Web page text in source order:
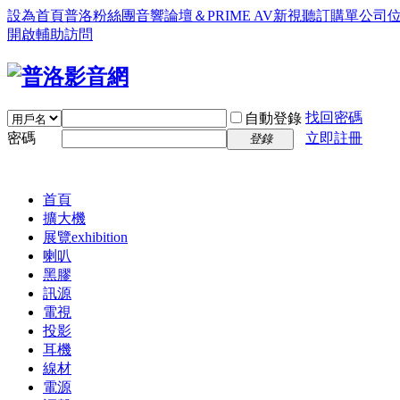
設為首頁普洛粉絲團音響論壇＆PRIME AV新視聽訂購單公司
開啟輔助訪問
自動登錄 找回密碼
密碼
登錄 立即註冊
首頁
擴大機
展覽exhibition
喇叭
黑膠
訊源
電視
投影
耳機
線材
電源